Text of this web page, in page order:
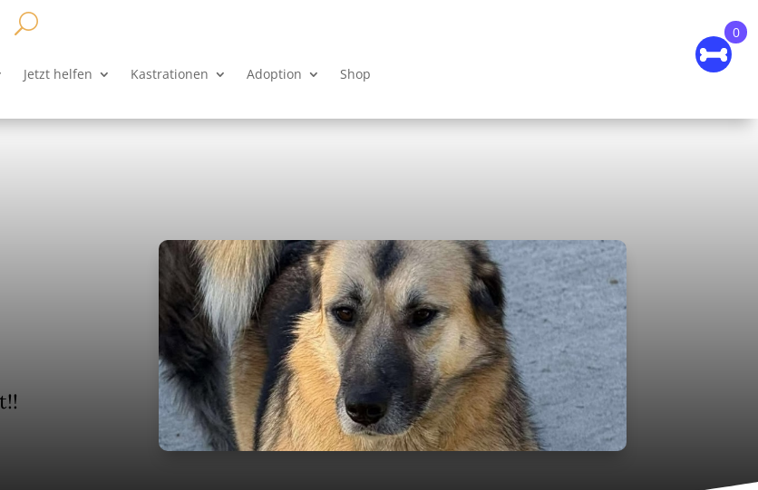
Jetzt helfen Kastrationen Adoption Shop
0